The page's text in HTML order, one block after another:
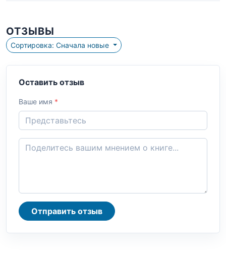
ОТЗЫВЫ
Сортировка: Сначала новые
Оставить отзыв
Ваше имя *
Отправить отзыв